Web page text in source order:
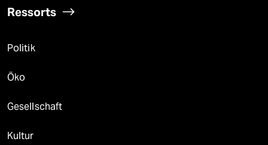
Ressorts
Politik
Öko
Gesellschaft
Kultur